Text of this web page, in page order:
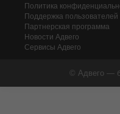
Политика
Поддержка пользователей
Партнерская программа
Новости Адвего
Сервисы Адвего
© Адвего —